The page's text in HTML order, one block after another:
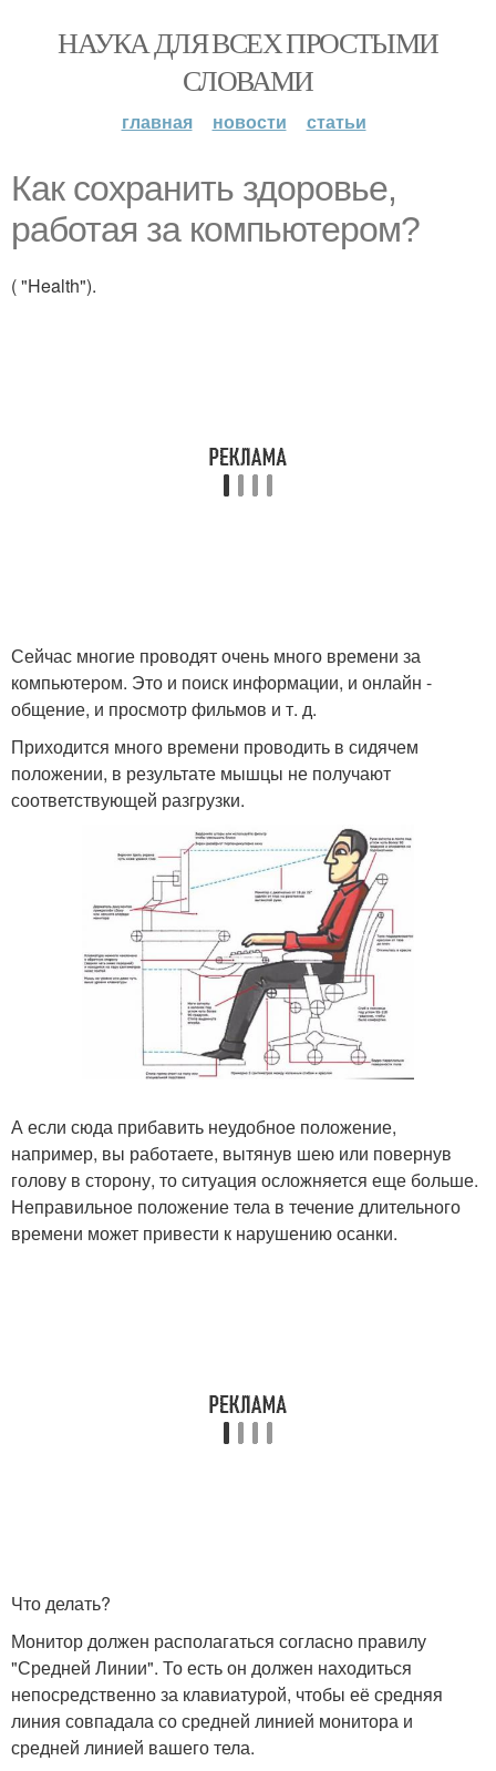
НАУКА ДЛЯ ВСЕХ ПРОСТЫМИ
СЛОВАМИ
главная новости статьи
Как сохранить здоровье,
работая за компьютером?
( "Health").
Сейчас многие проводят очень много времени за
компьютером. Это и поиск информации, и онлайн -
общение, и просмотр фильмов и т. д.
Приходится много времени проводить в сидячем
положении, в результате мышцы не получают
соответствующей разгрузки.
А если сюда прибавить неудобное положение,
например, вы работаете, вытянув шею или повернув
голову в сторону, то ситуация осложняется еще больше.
Неправильное положение тела в течение длительного
времени может привести к нарушению осанки.
Что делать?
Монитор должен располагаться согласно правилу
"Средней Линии". То есть он должен находиться
непосредственно за клавиатурой, чтобы её средняя
линия совпадала со средней линией монитора и
средней линией вашего тела.